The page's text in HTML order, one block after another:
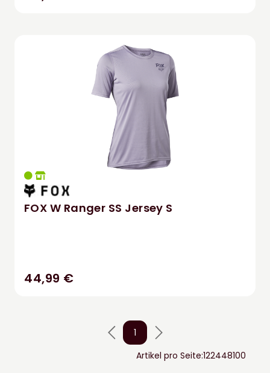
FOX W Ranger SS Jersey S
44,99 €
1
Artikel pro Seite:122448100